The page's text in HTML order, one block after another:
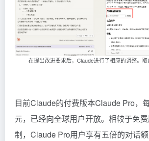
在提出改进要求后，Claude进行了相应的调整。
目前Claude的付费版本Claude Pro，
元，已经向全球用户开放。相较于免
制，Claude Pro用户享有五倍的对话